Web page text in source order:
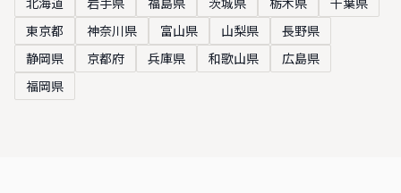
東京都
神奈川県 富山県 山梨県
長野県
静岡県
京都府 兵庫県 和歌山県
広島県
福岡県